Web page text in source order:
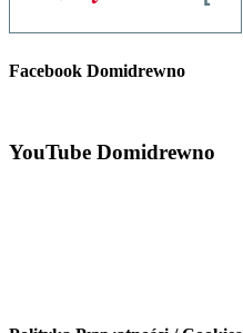
Facebook Domidrewno
YouTube Domidrewno